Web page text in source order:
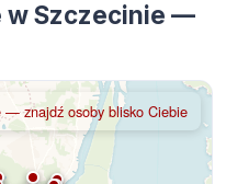
w Szczecinie —
— znajdź osoby blisko Ciebie